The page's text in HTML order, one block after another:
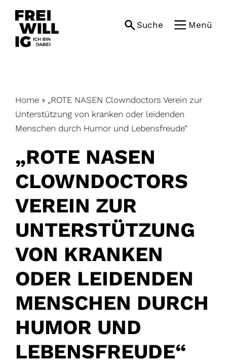
content
Suche Menü
Home » „ROTE NASEN Clowndoctors Verein zur
Unterstützung von kranken oder leidenden
Menschen durch Humor und Lebensfreude“
„ROTE NASEN
CLOWNDOCTORS
VEREIN ZUR
UNTERSTÜTZUNG
VON KRANKEN
ODER LEIDENDEN
MENSCHEN DURCH
HUMOR UND
LEBENSFREUDE“